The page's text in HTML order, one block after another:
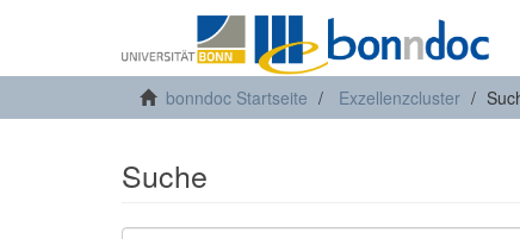
bonndoc Startseite Exzellenzcluster
Suche